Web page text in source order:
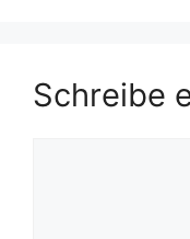
Schreibe